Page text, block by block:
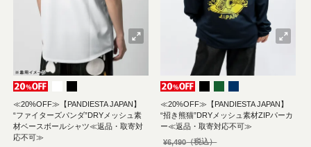
≪20%OFF≫【PANDIESTA JAPAN】
“ファイターズパンダ”DRYメッシュ素
材ベースボールシャツ≪返品・取寄対
応不可≫
≪20%OFF≫【PANDIESTA JAPAN】
“招き熊猫”DRYメッシュ素材ZIPパーカ
ー≪返品・取寄対応不可≫
¥6,490